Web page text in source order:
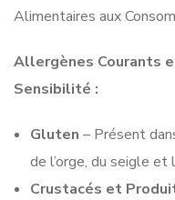
Alimentaires aux
Allergènes Courants
Sensibilité :
Gluten – Présent
de l’orge, du seigle et
Crustacés et